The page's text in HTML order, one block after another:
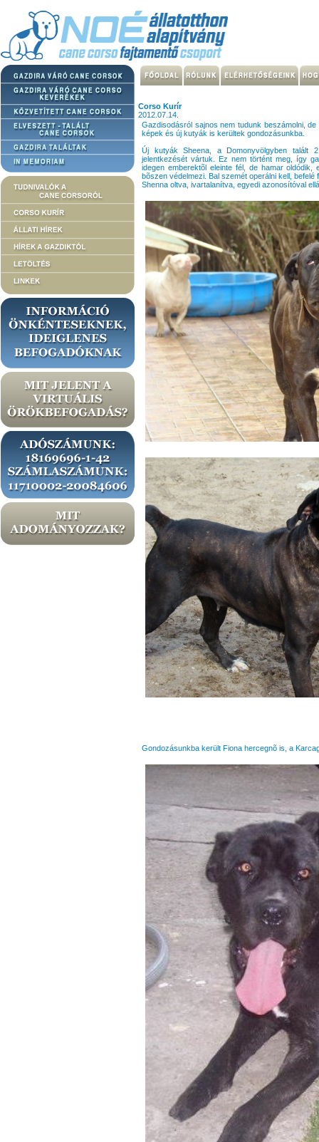
Corso Kurír
2012.07.14.
Gazdisodásról sajnos nem tudunk beszámolni,
képek és új kutyák is kerültek gondozásunkba.
Új kutyák Sheena, a Domonyvölgyben talált
jelentkezését vártuk. Ez nem történt meg, így
idegen emberektõl eleinte fél, de hamar
bõszen védelmezi. Bal szemét operálni kell, befelé
Shenna oltva, ivartalanítva, egyedi azonosítóval
Gondozásunkba került Fiona hercegnõ is, a